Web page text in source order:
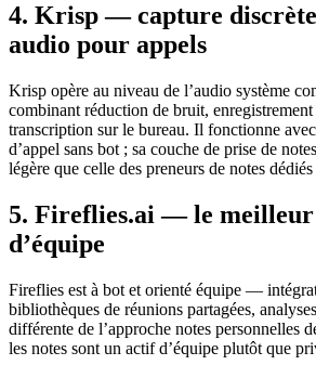
4. Krisp — capture
audio pour appels
Krisp opère au niveau de l’audio système
combinant réduction de bruit, enregistrement
transcription sur le bureau. Il fonctionne
d’appel sans bot ; sa couche de prise de
légère que celle des preneurs de notes
5. Fireflies.ai — le
d’équipe
Fireflies est à bot et orienté équipe —
bibliothèques de réunions partagées,
différente de l’approche notes personnelles
les notes sont un actif d’équipe plutôt que